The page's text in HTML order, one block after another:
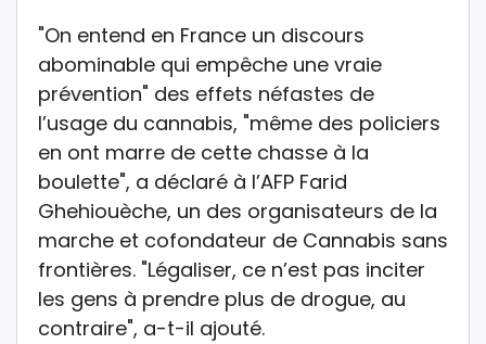
"On entend en France un discours
abominable qui empêche une vraie
prévention" des effets néfastes de
l’usage du cannabis, "même des policiers
en ont marre de cette chasse à la
boulette", a déclaré à l’AFP Farid
Ghehiouèche, un des organisateurs de la
marche et cofondateur de Cannabis sans
frontières. "Légaliser, ce n’est pas inciter
les gens à prendre plus de drogue, au
contraire", a-t-il ajouté.